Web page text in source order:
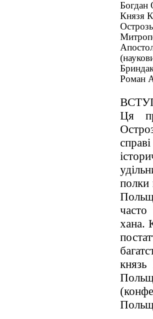
Богдан
Князя
Роман
Ця
полки
хана.